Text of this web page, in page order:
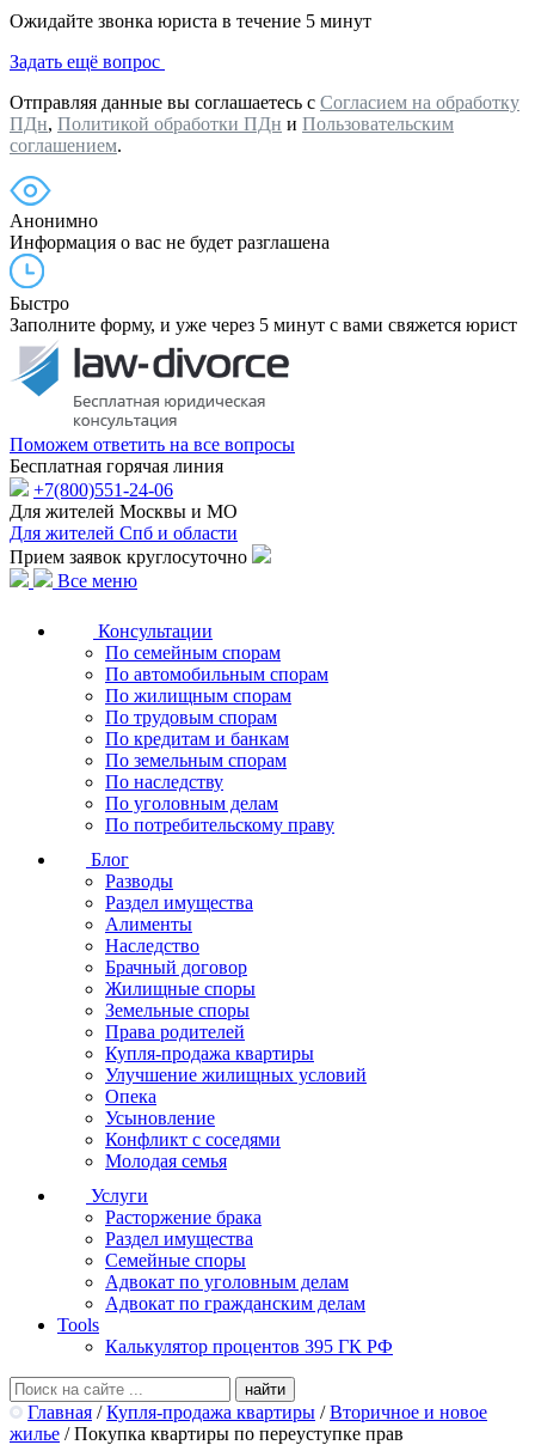
Ожидайте звонка юриста в течение 5 минут
Задать ещё вопрос
Отправляя данные вы соглашаетесь с Согласием на обработку
ПДн, Политикой обработки ПДн и Пользовательским
соглашением.
Анонимно
Информация о вас не будет разглашена
Быстро
Заполните форму, и уже через 5 минут с вами свяжется юрист
Поможем ответить на все вопросы
Бесплатная горячая линия
+7(800)551-24-06
Для жителей Москвы и МО
Для жителей Спб и области
Прием заявок круглосуточно
Все меню
Консультации
По семейным спорам
По автомобильным спорам
По жилищным спорам
По трудовым спорам
По кредитам и банкам
По земельным спорам
По наследству
По уголовным делам
По потребительскому праву
Блог
Разводы
Раздел имущества
Алименты
Наследство
Брачный договор
Жилищные споры
Земельные споры
Права родителей
Купля-продажа квартиры
Улучшение жилищных условий
Опека
Усыновление
Конфликт с соседями
Молодая семья
Услуги
Расторжение брака
Раздел имущества
Семейные споры
Адвокат по уголовным делам
Адвокат по гражданским делам
Tools
Калькулятор процентов 395 ГК РФ
Главная / Купля-продажа квартиры / Вторичное и новое
жилье / Покупка квартиры по переуступке прав